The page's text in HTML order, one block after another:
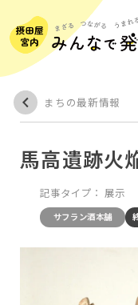
まちの最新情報
馬高遺跡火
記事タイプ：展示
サフラン酒本舗